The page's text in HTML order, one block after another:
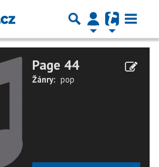
Page 44
Žánry: pop